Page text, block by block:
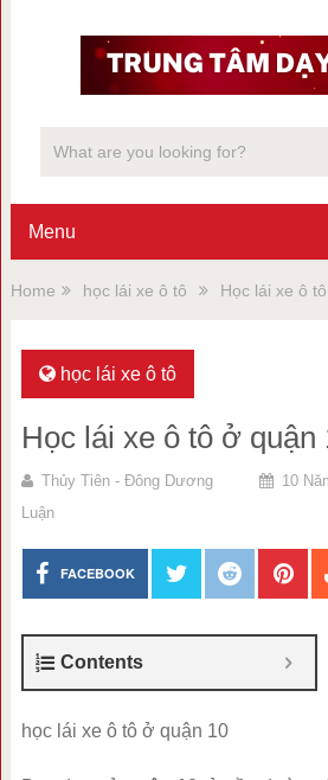
Menu
Home học lái xe ô tô Học lái xe ô
học lái xe ô tô
Học lái xe ô tô ở quận
Thủy Tiên - Đông Dương 10
Luận
FACEBOOK
Contents
học lái xe ô tô ở quận 10